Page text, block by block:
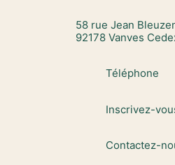
58 rue Jean
92178 Vanves
Téléphone
Inscrivez-
Contactez-